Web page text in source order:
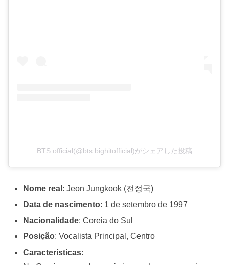
BTS official(@bts.bighitofficial)がシェアした投稿
Nome real : Jeon Jungkook (전정국)
Data de nascimento: 1 de setembro de 1997
Nacionalidade: Coreia do Sul
Posição: Vocalista Principal, Centro
Características: